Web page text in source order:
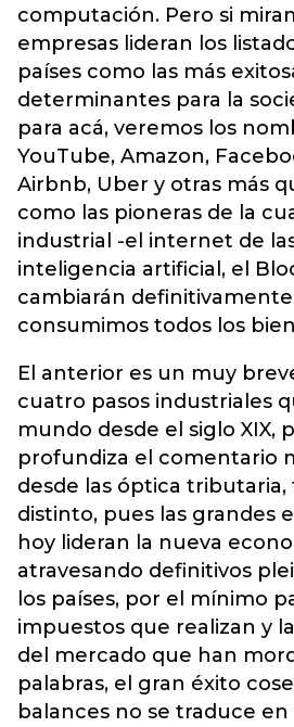
computación. Pero si
empresas lideran los
países como las más
determinantes para la
para acá, veremos los
YouTube, Amazon,
Airbnb, Uber y otras más
como las pioneras de la
industrial -el internet de
inteligencia artificial, el
cambiarán
consumimos todos los
El anterior es un muy
cuatro pasos industriales
mundo desde el siglo XIX,
profundiza el comentario
desde las óptica tributaria,
distinto, pues las grandes
hoy lideran la nueva
atravesando definitivos
los países, por el mínimo
impuestos que realizan y
del mercado que han
palabras, el gran éxito
balances no se traduce